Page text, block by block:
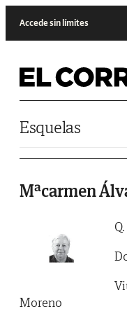
Accede sin límites
Esquelas
Mªcarmen
Moreno